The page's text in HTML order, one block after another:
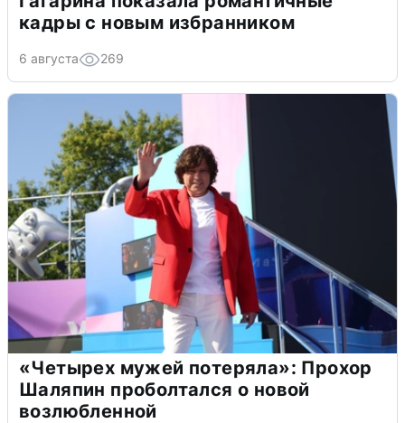
кадры с новым избранником
6 августа 269
«Четырех мужей потеряла»: Прохор
Шаляпин проболтался о новой
возлюбленной